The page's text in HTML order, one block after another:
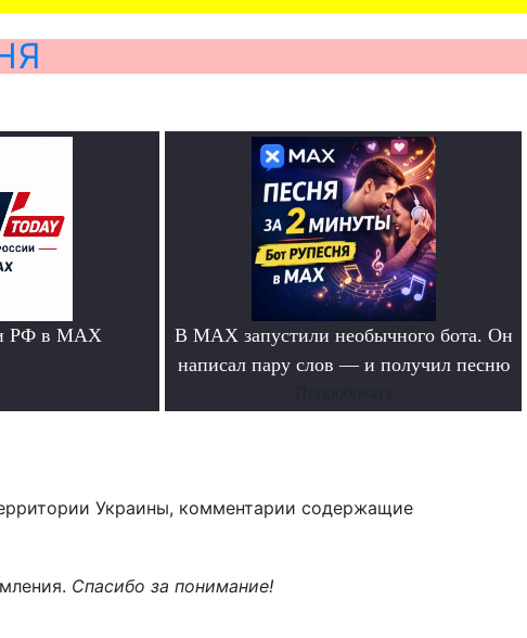
РФ в MAX
В MAX запустили необычного бота. Он
написал пару слов — и получил песню
Украины, комментарии содержащие
Спасибо за понимание!